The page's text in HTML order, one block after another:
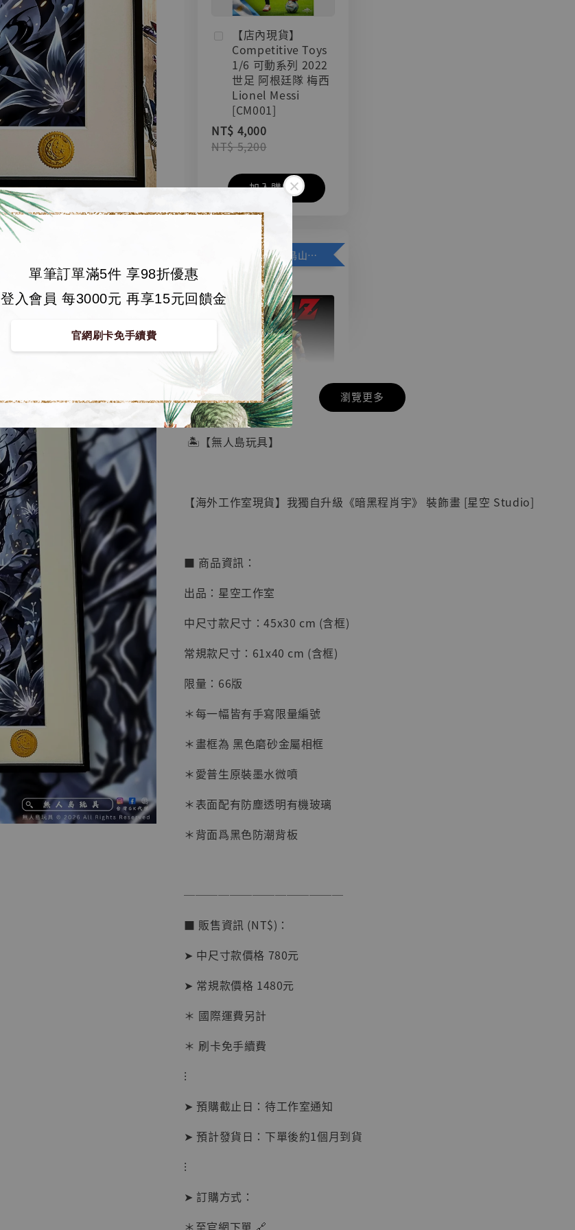
單筆訂單滿5件 享98折優惠
登入會員 每3000元 再享15元回饋金
官網刷卡免手續費
【店內現貨】
Competitive Toys
1/6 可動系列 2022
世足 阿根廷隊 梅西
Lionel Messi
[CM001]
NT$ 4,000
NT$ 5,200
加入購物車
加購優惠【悟空 鳥山明紀念款 [奇蹟工作室]】
【店內現貨】七龍珠
系列蒐藏雕像 悟空
NT$ 4,280
- +
加入購物車
【店內現貨】海賊王
系列蒐藏雕像 布魯
克達摩 [7STARS
NT$ 1,870
【現貨】
BJSTUDIO 1/6系列
可動蒐藏人偶 讓子
瀏覽更多
🏝【無人島玩具】
【海外工作室現貨】我獨自升級《暗黑程肖宇》 裝飾畫 [星空 Studio]
■ 商品資訊：
出品：星空工作室
中尺寸款尺寸：45x30 cm (含框)
常規款尺寸：61x40 cm (含框)
限量：66版
＊每一幅皆有手寫限量編號
＊畫框為 黑色磨砂金屬相框
＊愛普生原裝墨水微噴
＊表面配有防塵透明有機玻璃
＊背面爲黑色防潮背板
──────────────
■ 販售資訊 (NT$)：
➤ 中尺寸款價格 780元
➤ 常規款價格 1480元
＊ 國際運費另計
＊ 刷卡免手續費
⁝
➤ 預購截止日：待工作室通知
➤ 預計發貨日：下單後約1個月到貨
⁝
➤ 訂購方式：
＊至官網下單 🔗